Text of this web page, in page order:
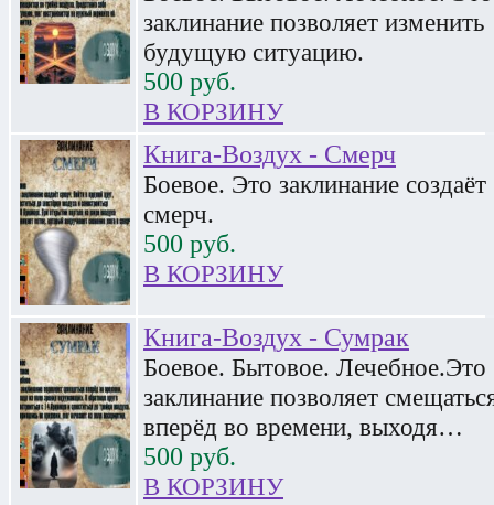
заклинание позволяет изменить
будущую ситуацию.
500 руб.
В КОРЗИНУ
Книга-Воздух - Смерч
Боевое. Это заклинание создаёт
смерч.
500 руб.
В КОРЗИНУ
Книга-Воздух - Сумрак
Боевое. Бытовое. Лечебное.Это
заклинание позволяет
вперёд во времени, выходя…
500 руб.
В КОРЗИНУ